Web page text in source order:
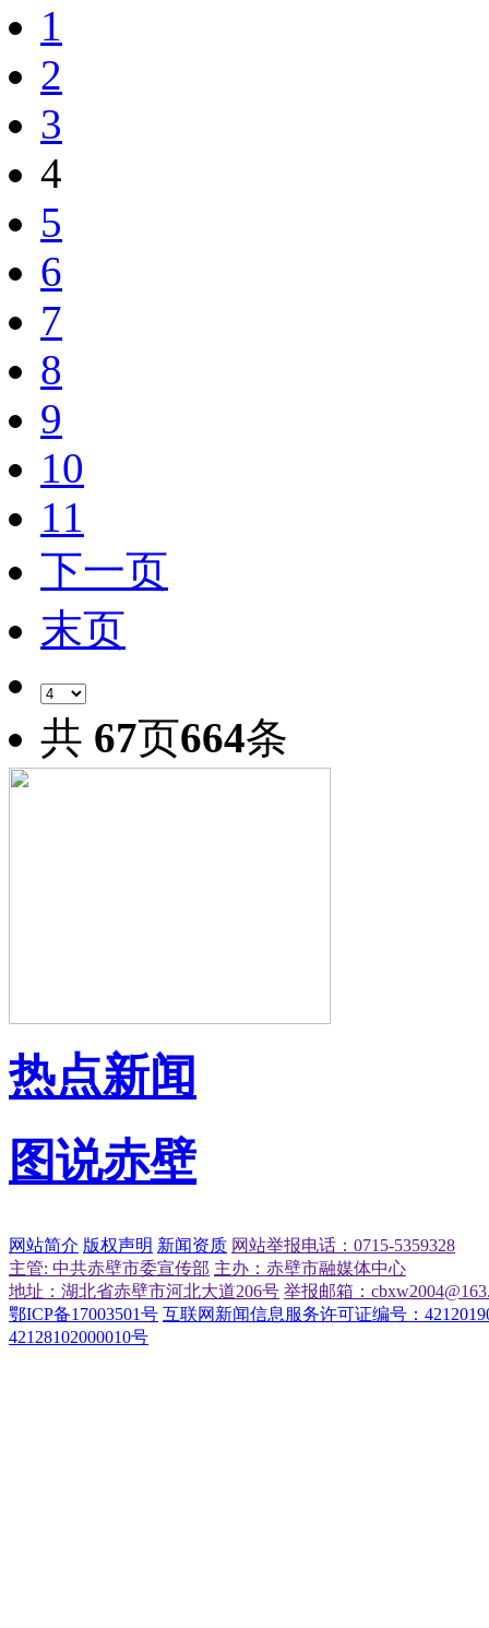
1
2
3
4
5
6
7
8
9
10
11
下一页
末页
共 67页664条
热点新闻
图说赤壁
网站简介 版权声明 新闻资质 网站举报电话：0715-5359328
主管: 中共赤壁市委宣传部 主办：赤壁市融媒体中心
地址：湖北省赤壁市河北大道206号 举报邮箱：
鄂ICP备17003501号 互联网新闻信息服务许可证编号：
42128102000010号